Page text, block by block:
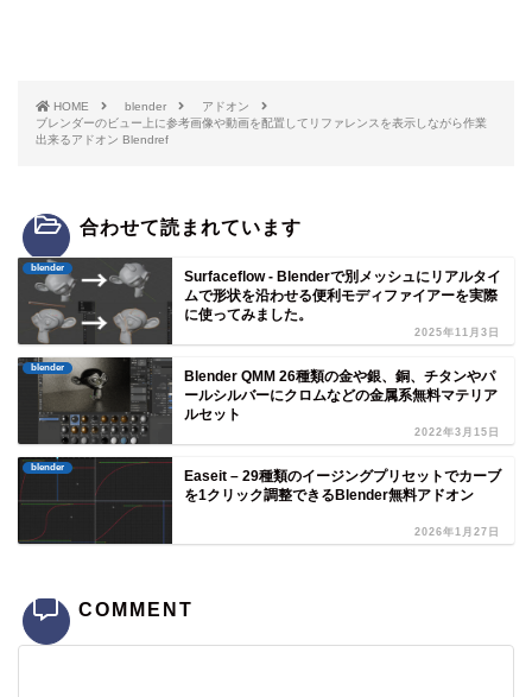
HOME blender
アドオン
ブレンダーのビュー上に参考画像や動画を配置してリファレンスを表示しながら作業
出来るアドオン Blendref
合わせて読まれています
blender
Surfaceflow - Blenderで別メッシュにリアルタイ
ムで形状を沿わせる便利モディファイアーを実際
に使ってみました。
2025年11月3日
blender
Blender QMM 26種類の金や銀、銅、チタンやパ
ールシルバーにクロムなどの金属系無料マテリア
ルセット
2022年3月15日
blender
Easeit – 29種類のイージングプリセットでカーブ
を1クリック調整できるBlender無料アドオン
2026年1月27日
COMMENT